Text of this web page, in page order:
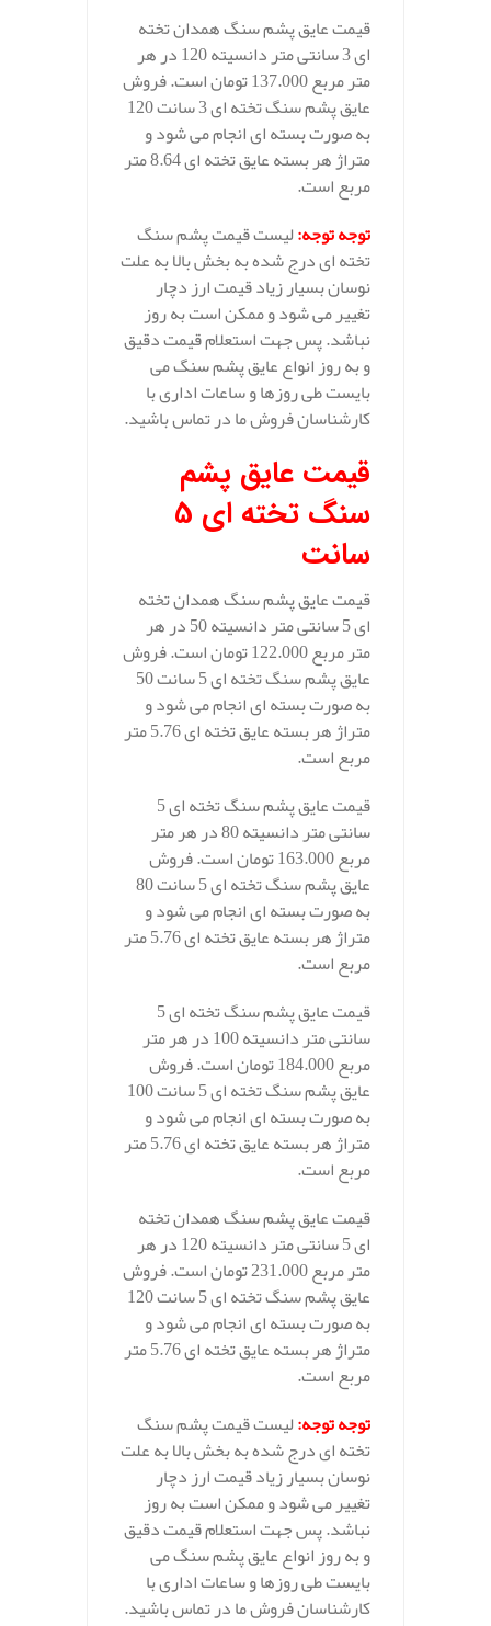
قیمت عایق پشم سنگ همدان تخته
ای 3 سانتی متر دانسیته 120 در هر
متر مربع 137.000 تومان است. فروش
عایق پشم سنگ تخته ای 3 سانت 120
به صورت بسته ای انجام می شود و
متراژ هر بسته عایق تخته ای 8.64 متر
مربع است.
توجه توجه:لیست قیمت پشم سنگ
تخته ای درج شده به بخش بالا به علت
نوسان بسیار زیاد قیمت ارز دچار
تغییر می شود و ممکن است به روز
نباشد. پس جهت استعلام قیمت دقیق
و به روز انواع عایق پشم سنگ می
بایست طی روزها و ساعات اداری با
کارشناسان فروش ما در تماس باشید.
قیمت عایق پشم
سنگ تخته ای 5
سانت
قیمت عایق پشم سنگ همدان تخته
ای 5 سانتی متر دانسیته 50 در هر
متر مربع 122.000 تومان است. فروش
عایق پشم سنگ تخته ای 5 سانت 50
به صورت بسته ای انجام می شود و
متراژ هر بسته عایق تخته ای 5.76 متر
مربع است.
قیمت عایق پشم سنگ تخته ای 5
سانتی متر دانسیته 80 در هر متر
مربع 163.000 تومان است. فروش
عایق پشم سنگ تخته ای 5 سانت 80
به صورت بسته ای انجام می شود و
متراژ هر بسته عایق تخته ای 5.76 متر
مربع است.
قیمت عایق پشم سنگ تخته ای 5
سانتی متر دانسیته 100 در هر متر
مربع 184.000 تومان است. فروش
عایق پشم سنگ تخته ای 5 سانت 100
به صورت بسته ای انجام می شود و
متراژ هر بسته عایق تخته ای 5.76 متر
مربع است.
قیمت عایق پشم سنگ همدان تخته
ای 5 سانتی متر دانسیته 120 در هر
متر مربع 231.000 تومان است. فروش
عایق پشم سنگ تخته ای 5 سانت 120
به صورت بسته ای انجام می شود و
متراژ هر بسته عایق تخته ای 5.76 متر
مربع است.
توجه توجه:لیست قیمت پشم سنگ
تخته ای درج شده به بخش بالا به علت
نوسان بسیار زیاد قیمت ارز دچار
تغییر می شود و ممکن است به روز
نباشد. پس جهت استعلام قیمت دقیق
و به روز انواع عایق پشم سنگ می
بایست طی روزها و ساعات اداری با
کارشناسان فروش ما در تماس باشید.